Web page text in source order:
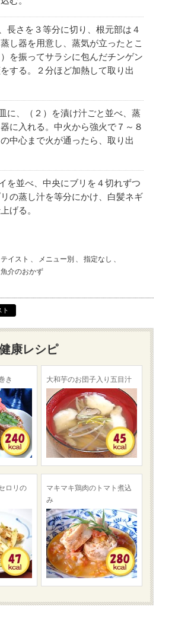
長さを３等分に切り、根元部は４
し器を用意し、蒸気が立ったとこ
を振ってサラシに包んだチンゲン
する。２分ほど加熱して取り出
に、（２）を漬け汁ごと並べ、蒸
に入れる。中火から強火で７～８
中心まで火が通ったら、取り出
を並べ、中央にブリを４切れずつ
の蒸し汁を等分にかけ、白髪ネギ
げる。
テイスト 、 メニュー別 、 指定なし 、
魚介のおかず
ト
康レシピ
き 大和芋のお団子入り五目汁
ロリの
マキマキ鶏肉のトマト煮込
み